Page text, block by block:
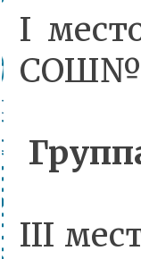
I
III